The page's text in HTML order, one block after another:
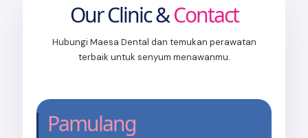
Our Clinic &Contact
Hubungi Maesa Dental dan temukan perawatan
terbaik untuk senyum menawanmu.
Pamulang